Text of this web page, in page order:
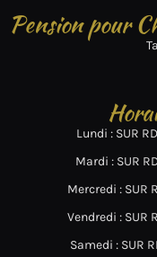
Pension pour
Lundi : SUR
Mardi : SUR
Mercredi : SUR
Vendredi : SUR
Samedi : SUR